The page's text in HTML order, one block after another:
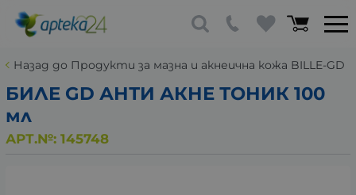
Назад до Продукти за мазна и акнеична кожа BILLE-GD
БИЛЕ GD АНТИ АКНЕ ТОНИК 100
мл
АРТ.№: 145748